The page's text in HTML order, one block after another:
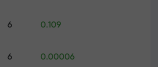
6 0.109
6 0.00006